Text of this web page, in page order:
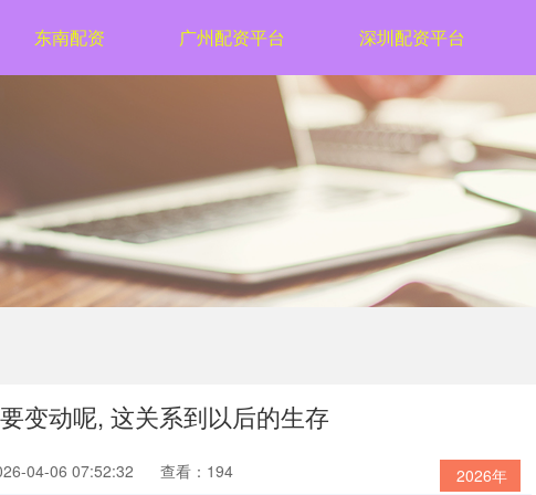
东南配资 广州配资平台 深圳配资平台
变动呢, 这关系到以后的生存
2026年
04-06 07:52:32 查看：194